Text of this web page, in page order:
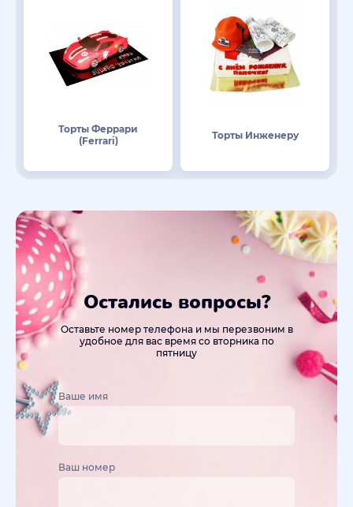
Торты Феррари
(Ferrari)
Торты Инженеру
Остались вопросы?
Оставьте номер телефона и мы перезвоним в
удобное для вас время со вторника по
пятницу
Ваше имя
Ваш номер